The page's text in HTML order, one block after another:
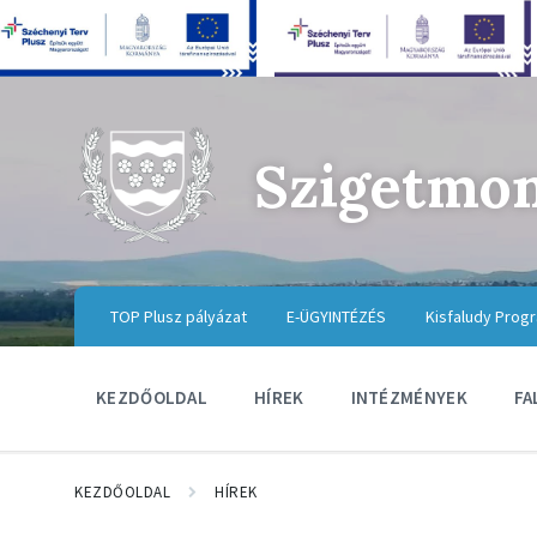
TOP Plusz pályázat E-ÜGYINTÉZÉS Kisfaludy
KEZDŐOLDAL HÍREK INTÉZMÉNYEK
KEZDŐOLDAL HÍREK